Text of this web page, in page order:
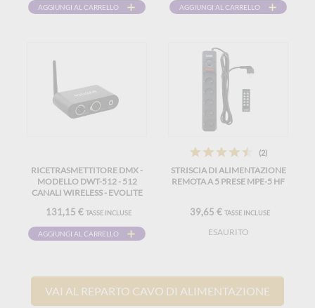
AGGIUNGI AL CARRELLO AGGIUNGI AL CARRELLO
RICETRASMETTITORE DMX -
MODELLO DWT-512 - 512
CANALI WIRELESS - EVOLITE
131,15 € TASSE INCLUSE
AGGIUNGI AL CARRELLO
(2)
STRISCIA DI ALIMENTAZIONE
REMOTA A 5 PRESE MPE-5 HF
39,65 € TASSE INCLUSE
ESAURITO
VAI AL REPARTO CAVO DI ALIMENTAZIONE